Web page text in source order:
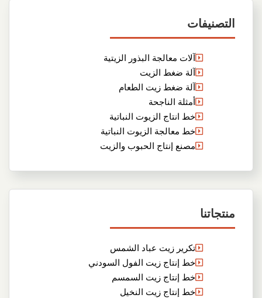
التصنيفات
آلات معالجة البذور الزيتية
آلة ضغط الزيت
آلة ضغط زيت الطعام
أمثلة الناجحة
خط انتاج الزيوت النباتية
خط معالجة الزيوت النباتية
مصنع إنتاج الحبوب والزيت
منتجاتنا
تكرير زيت عباد الشمس
خط إنتاج زيت الفول السودني
خط إنتاج زيت السمسم
خط إنتاج زيت النخيل